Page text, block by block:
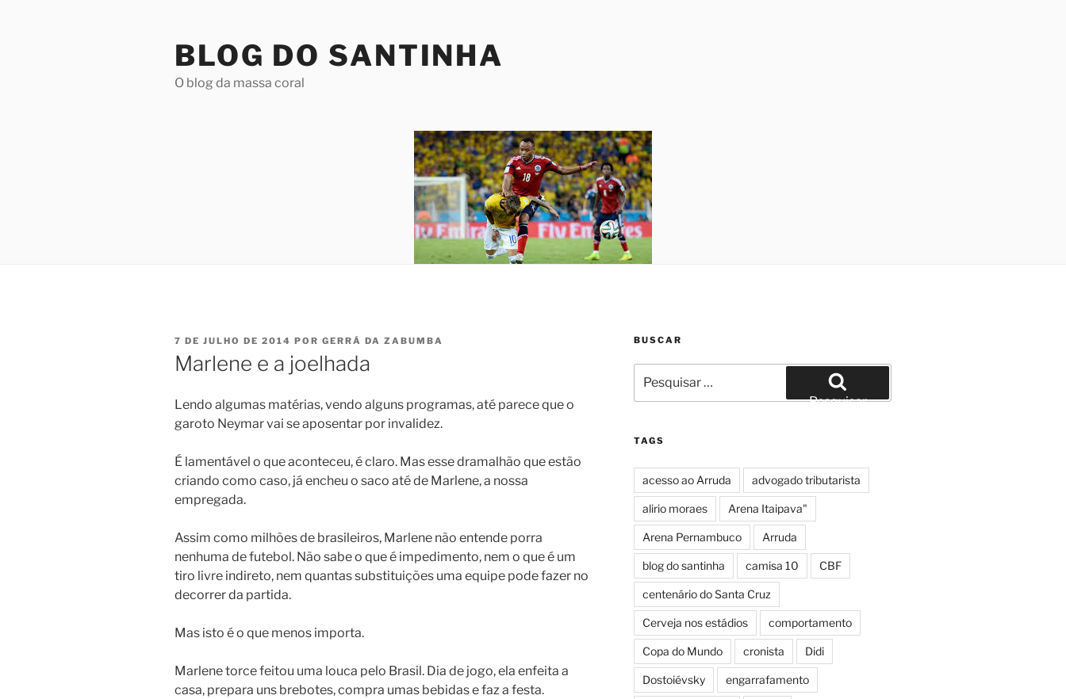
BLOG DO SANTINHA
O blog da massa coral
PUBLICADO
EM
7 DE JULHO DE 2014 POR GERRÁ DA ZABUMBA
Marlene e a joelhada
Lendo algumas matérias, vendo alguns programas, até parece que o
garoto Neymar vai se aposentar por invalidez.
É lamentável o que aconteceu, é claro. Mas esse dramalhão que estão
criando como caso, já encheu o saco até de Marlene, a nossa
empregada.
Assim como milhões de brasileiros, Marlene não entende porra
nenhuma de futebol. Não sabe o que é impedimento, nem o que é um
tiro livre indireto, nem quantas substituições uma equipe pode fazer no
decorrer da partida.
Mas isto é o que menos importa.
Marlene torce feitou uma louca pelo Brasil. Dia de jogo, ela enfeita a
casa, prepara uns brebotes, compra umas bebidas e faz a festa.
BUSCAR
por:
Pesquisar
TAGS
acesso ao Arruda advogado tributarista
alirio moraes Arena Itaipava"
Arena Pernambuco Arruda
blog do santinha camisa 10 CBF
centenário do Santa Cruz
Cerveja nos estádios comportamento
Copa do Mundo cronista Didi
Dostoiévsky engarrafamento